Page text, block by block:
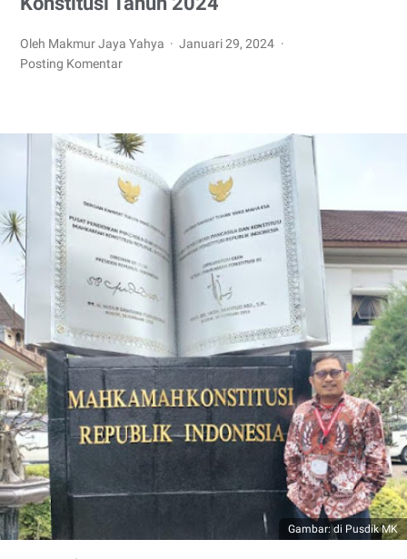
Oleh Makmur Jaya Yahya
Januari 29, 2024
Posting Komentar
Gambar: di Pusdik MK